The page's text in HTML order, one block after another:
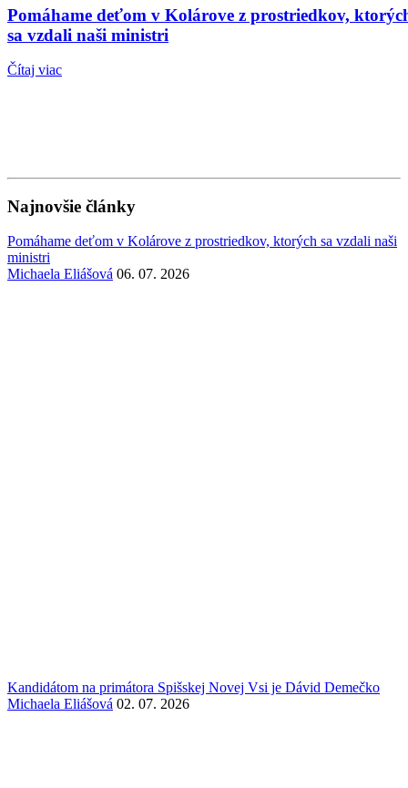
Pomáhame deťom v Kolárove z prostriedkov,
sa vzdali naši ministri
Čítaj viac
Najnovšie články
Pomáhame deťom v Kolárove z prostriedkov, ktorých sa vzdali naši
ministri
Michaela Eliášová 06. 07. 2026
Kandidátom na primátora Spišskej Novej Vsi je Dávid Demečko
Michaela Eliášová 02. 07. 2026